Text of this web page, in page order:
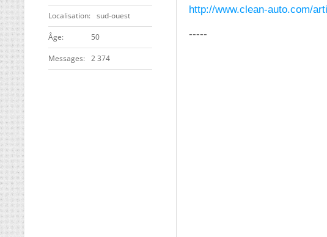
Localisation sud-ouest
ge 50
Messages 2 374
http://www.clean-auto.com/
-----